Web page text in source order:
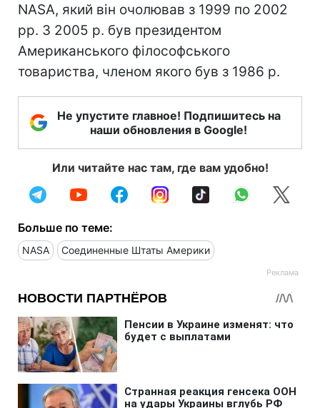
NASA, який він очолював з 1999 по 2002
рр. З 2005 р. був президентом
Американського філософського
товариства, членом якого був з 1986 р.
Не упустите главное! Подпишитесь на
наши обновления в Google!
Или читайте нас там, где вам удобно!
Больше по теме:
NASA Соединенные Штаты Америки